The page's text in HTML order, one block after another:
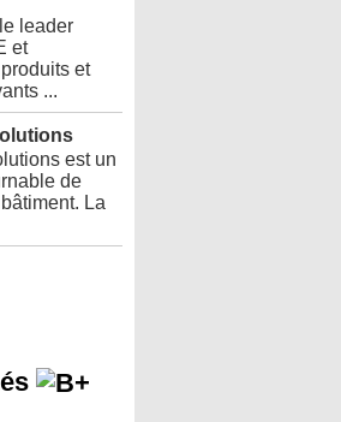
leader
et
et
...
est un
de
La